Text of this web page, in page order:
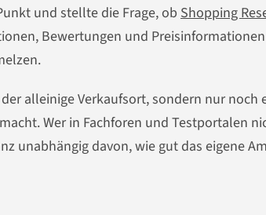
und stellte die Frage, ob Shopping
Bewertungen und
alleinige Verkaufsort, sondern nur noch
Wer in Fachforen und Testportalen
unabhängig davon, wie gut das eigene